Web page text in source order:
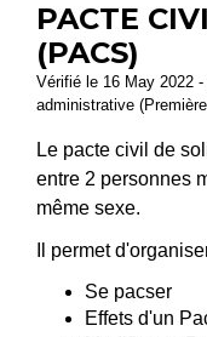
PACTE
(PACS)
Vérifié le 16 May 2022
administrative
Le pacte civil de
entre 2 personnes
même sexe.
Il permet
Se pacser
Effets d'un